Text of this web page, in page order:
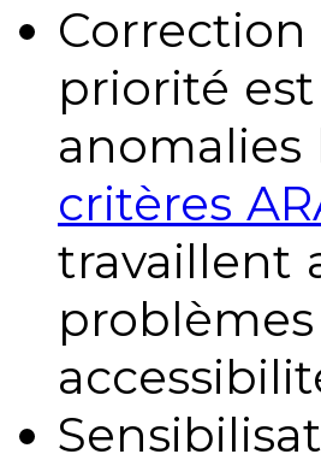
priorité
critères
travaillent